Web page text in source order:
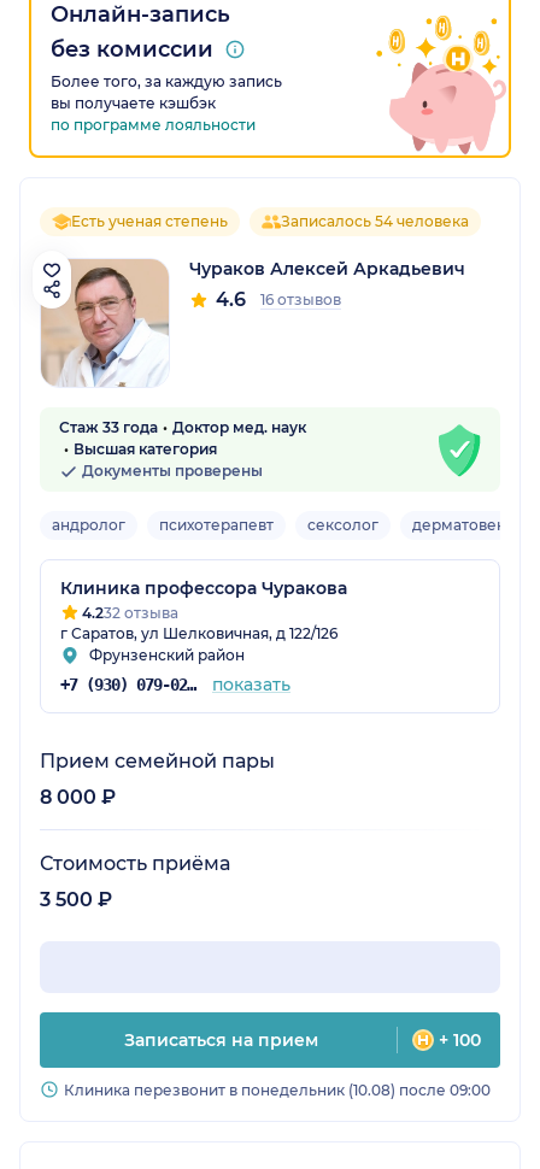
Онлайн-запись
без комиссии
Более того, за каждую запись
вы получаете кэшбэк
по программе лояльности
Есть ученая степень Записалось 54 человека
Чураков Алексей Аркадьевич
4.6 16 отзывов
Стаж 33 года
Доктор мед. наук
Высшая категория
Документы проверены
андролог психотерапевт сексолог
Клиника профессора Чуракова
4.232 отзыва
г Саратов, ул Шелковичная, д 122/126
Фрунзенский район
+7 (930) 079-02-84 показать
Прием семейной пары
8 000 ₽
Стоимость приёма
3 500 ₽
Записаться на прием + 100
Клиника перезвонит в понедельник (10.08) после 09:00